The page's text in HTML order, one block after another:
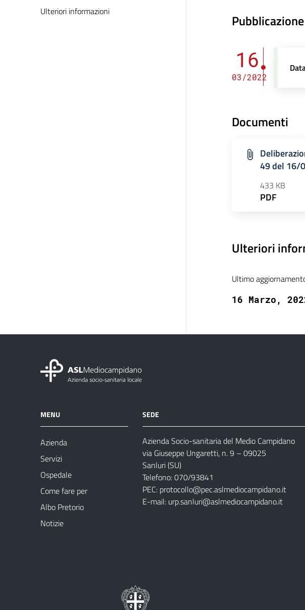
Ulteriori informazioni
Pubblicazione
16
03/2022
Documenti
49 del 16/
433 KB
PDF
Ulteriori
Ultimo
16 Marzo,
MENU
Azienda
Servizi
Ospedale
Come fare per
Albo Pretorio
Notizie
SEDE
Azienda Socio-sanitaria del Medio Campidano
via Giuseppe Ungaretti, n. 9 – 09025
Sanluri (SU)
Telefono: 070/93841
PEC: protocollo@pec.aslmediocampidano.it
E-mail: urp.sanluri@aslmediocampidano.it